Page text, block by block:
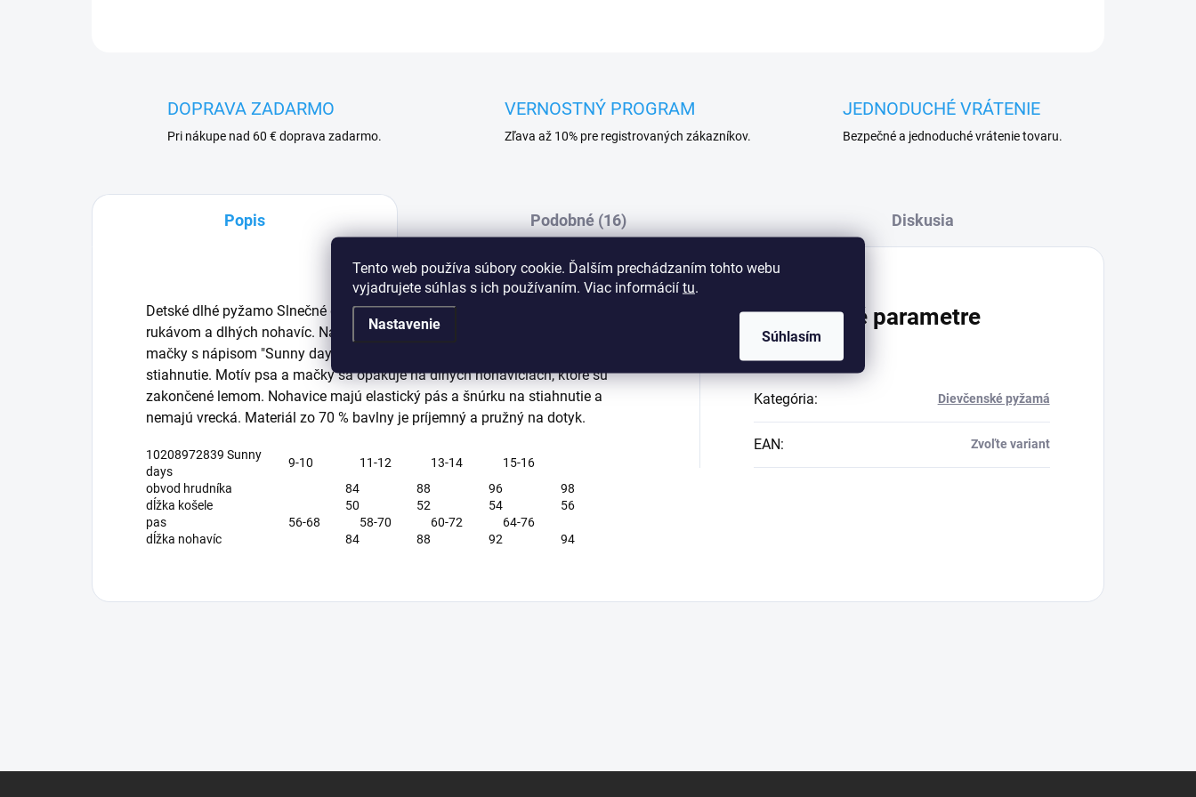
Tento web používa súbory cookie. Ďalším prechádzaním tohto webu
vyjadrujete súhlas s ich používaním. Viac informácií tu.
Nastavenie
Súhlasím
DOPRAVA ZADARMO
Pri nákupe nad 60 € doprava zadarmo.
VERNOSTNÝ PROGRAM
Zľava až 10% pre registrovaných zákazníkov.
JEDNODUCHÉ VRÁTENIE
Bezpečné a jednoduché vrátenie tovaru.
Popis Podobné (16) Diskusia
Detské dlhé pyžamo Slnečné dni. Detské pyžamo pozostáva z trička s dlhým
rukávom a dlhých nohavíc. Na tričku mikinového typu je veľký obrázok psa a
mačky s nápisom "Sunny days". Tričko má v spodnej časti gumu so šnúrkou na
stiahnutie. Motív psa a mačky sa opakuje na dlhých nohaviciach, ktoré sú
zakončené lemom. Nohavice majú elastický pás a šnúrku na stiahnutie a
nemajú vrecká. Materiál zo 70 % bavlny je príjemný a pružný na dotyk.
10208972839 Sunny
days
9-10 11-12 13-14
15-16
obvod hrudníka
84 88 96
98
dĺžka košele
50 52 54
56
pas
56-68 58-70 60-72
64-76
dĺžka nohavíc
84 88 92 94
Dodatočné parametre
Kategória: Dievčenské pyžamá
EAN: Zvoľte variant